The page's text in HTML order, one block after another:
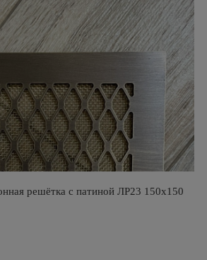
решётка с патиной ЛР23 150х150